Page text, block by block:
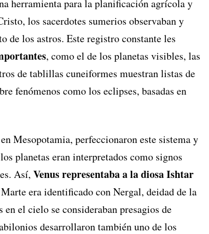
herramienta para la planificación agrícola y
los sacerdotes sumerios observaban y
de los astros. Este registro constante les
, como el de los planetas visibles, las
de tablillas cuneiformes muestran listas de
fenómenos como los eclipses, basadas en
Mesopotamia, perfeccionaron este sistema y
planetas eran interpretados como signos
Así, Venus representaba a la diosa Ishtar
era identificado con Nergal, deidad de la
el cielo se consideraban presagios de
desarrollaron también uno de los